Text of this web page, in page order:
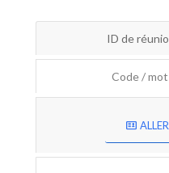
ID de
Code /